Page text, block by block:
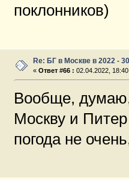
поклонников)
Re: БГ в Москве в 2022 -
«Ответ #66 : 02.04.2022,
Вообще,
Москву и
погода не